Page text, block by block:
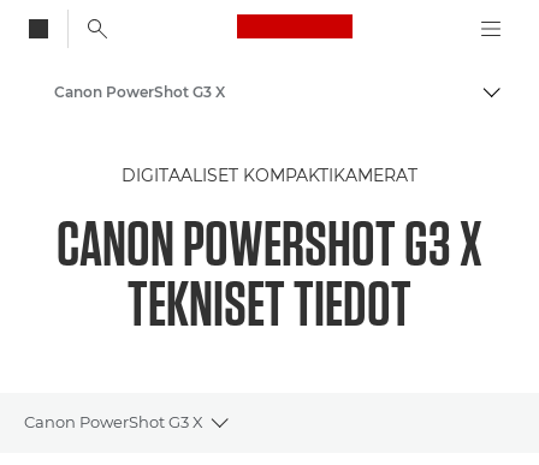
Canon Logo, back
Canon PowerShot G3 X
DIGITAALISET KOMPAKTIKAMERAT
CANON POWERSHOT G3 X
TEKNISET TIEDOT
Canon PowerShot G3 X
Toggle breadcrumbs